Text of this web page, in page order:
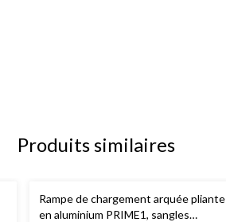
Produits similaires
Rampe de chargement arquée pliante
en aluminium PRIME1, sangles